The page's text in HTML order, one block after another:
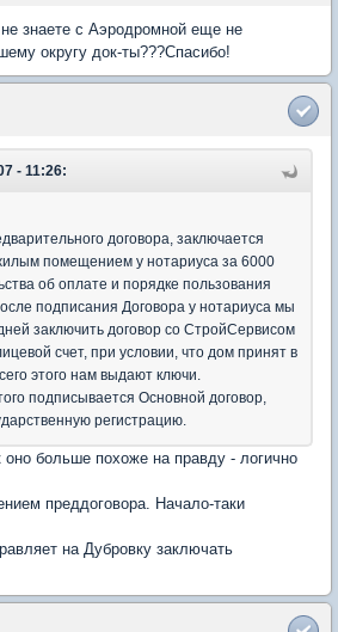
знаете с Аэродромной еще не
округу док-ты???Спасибо!
- 11:26:
договора, заключается
помещением у нотариуса за 6000
об оплате и порядке пользования
подписания Договора у нотариуса мы
заключить договор со СтройСервисом
счет, при условии, что дом принят в
этого нам выдают ключи.
подписывается Основной договор,
регистрацию.
больше похоже на правду - логично
преддоговора. Начало-таки
на Дубровку заключать